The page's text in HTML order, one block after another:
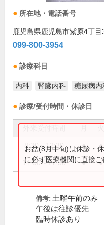
所在地・電話番号
鹿児島県鹿児島市紫原4丁
099-800-3954
診療科目
内科 腎臓内科 糖尿病内
診療/受付時間・休診日
8:30～12:30 ● ●
14:00～17:30 ● ●
お盆(8月中旬)は休診・
に必ず医療機関に直接ご
備考: 土曜午前のみ
午後は往診優先
臨時休診あり